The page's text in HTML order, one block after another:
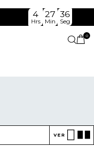
4
Hrs
27
Min
36
Seg
0
VER